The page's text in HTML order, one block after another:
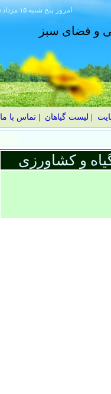
۱۴۰۵ پنج شنبه ۱۵ مرداد امروز
و فضای سبز
لیست گیاهان |تماس با ما
و کشاورزی